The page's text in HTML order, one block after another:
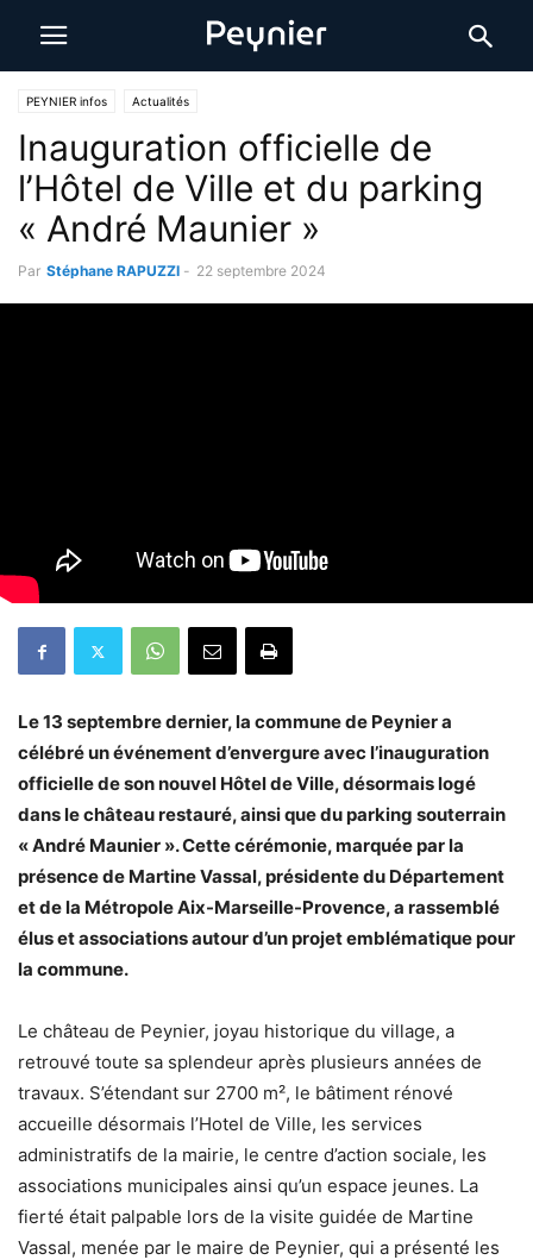
PEYNIER infos Actualités
Inauguration officielle de
l’Hôtel de Ville et du parking
« André Maunier »
Par Stéphane RAPUZZI - 22 septembre 2024
Le 13 septembre dernier, la commune de Peynier a
célébré un événement d’envergure avec l’inauguration
officielle de son nouvel Hôtel de Ville, désormais logé
dans le château restauré, ainsi que du parking souterrain
« André Maunier ». Cette cérémonie, marquée par la
présence de Martine Vassal, présidente du Département
et de la Métropole Aix-Marseille-Provence, a rassemblé
élus et associations autour d’un projet emblématique pour
la commune.
Le château de Peynier, joyau historique du village, a
retrouvé toute sa splendeur après plusieurs années de
travaux. S’étendant sur 2700 m², le bâtiment rénové
accueille désormais l’Hotel de Ville, les services
administratifs de la mairie, le centre d’action sociale, les
associations municipales ainsi qu’un espace jeunes. La
fierté était palpable lors de la visite guidée de Martine
Vassal, menée par le maire de Peynier, qui a présenté les